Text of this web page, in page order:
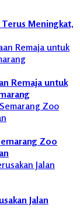
Meningkat,
Remaja untuk
Zoo
Jalan